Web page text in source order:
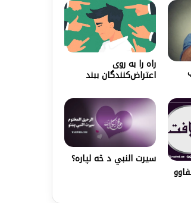
راه را به روی
اعتراض‌کنندگان ببند
سيرت النبي د څه لپاره؟